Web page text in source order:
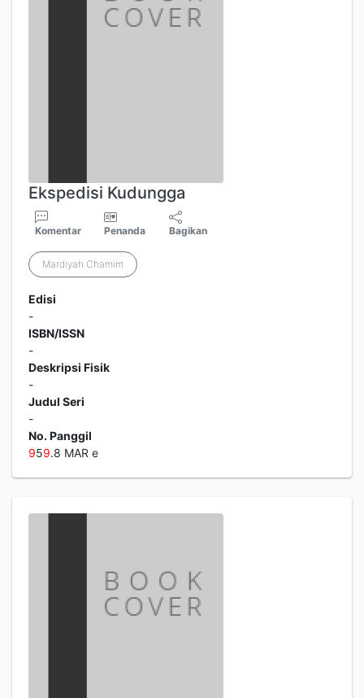
Ekspedisi Kudungga
Komentar Penanda Bagikan
Mardiyah Chamim
Edisi
-
ISBN/ISSN
-
Deskripsi Fisik
-
Judul Seri
-
No. Panggil
959.8 MAR e